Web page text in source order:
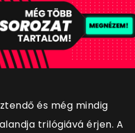
és még mindig
trilógiává érjen. A